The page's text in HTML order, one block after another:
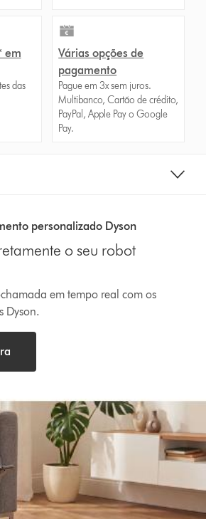
em
das
Várias opções de
pagamento
Pague em 3x sem juros.
Multibanco, Cartão de crédito,
PayPal, Apple Pay o Google
Pay.
personalizado Dyson
o seu robot
em tempo real com os
Dyson.